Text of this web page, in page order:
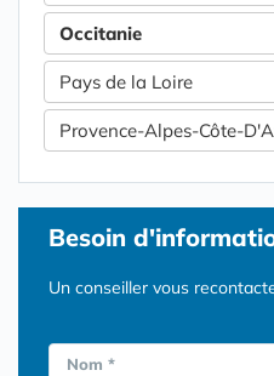
Occitanie
Pays de la Loire
Provence-Alpes-Côte-
Besoin
Un conseiller vous
Nom *